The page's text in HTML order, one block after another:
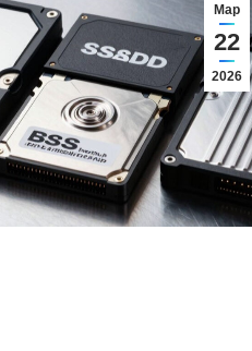
Мар
22
2026